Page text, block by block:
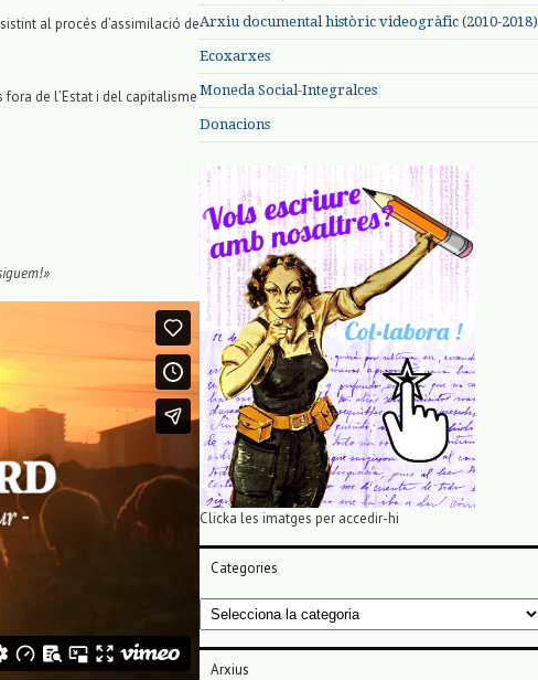
al procés d’assimilació de
de l’Estat i del capitalisme
Arxiu documental històric videogràfic (2010-2018)
Ecoxarxes
Moneda Social-Integralces
Donacions
Clicka les imatges per accedir-hi
Categories
Categories
Arxius